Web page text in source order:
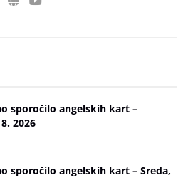
sporočilo angelskih kart –
2026
sporočilo angelskih kart – Sreda,